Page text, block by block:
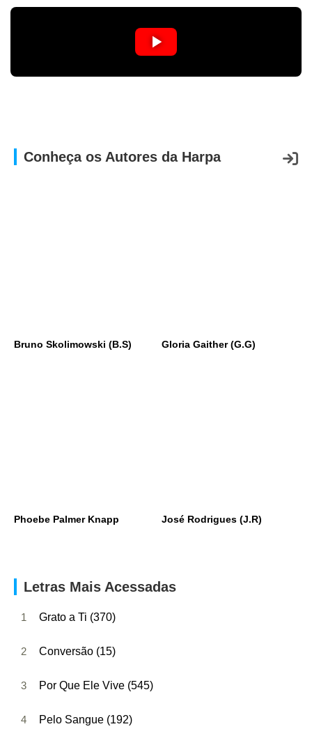
Conheça os Autores da Harpa
Bruno Skolimowski (B.S) Gloria Gaither (G.G)
Phoebe Palmer Knapp José Rodrigues (J.R)
Letras Mais Acessadas
1 Grato a Ti (370)
2 Conversão (15)
3 Por Que Ele Vive (545)
4 Pelo Sangue (192)